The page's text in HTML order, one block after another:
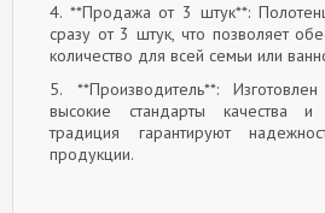
4. **Продажа от 3 штук**:
сразу от 3 штук, что позволяет
количество для всей семьи или
5. **Производитель**:
высокие стандарты качества и
традиция гарантируют
продукции.